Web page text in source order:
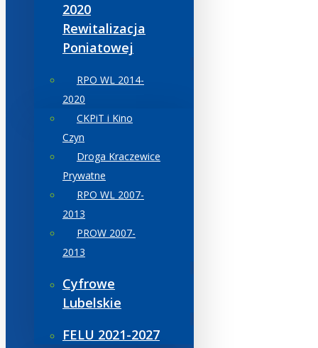
2020
Rewitalizacja
Poniatowej
RPO WL 2014-
2020
CKPiT i Kino
Czyn
Droga Kraczewice
Prywatne
RPO WL 2007-
2013
PROW 2007-
2013
Cyfrowe
Lubelskie
FELU 2021-2027